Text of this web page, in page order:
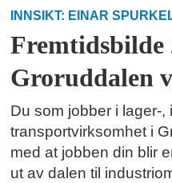
INNSIKT: EINAR
Fremtidsbilde
Groruddalen
Du som jobber i lager-,
transportvirksomhet i
med at jobben din blir
ut av dalen til